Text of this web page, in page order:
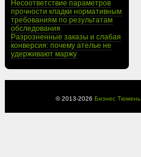
Несоответствие параметров
прочности кладки нормативным
требованиям по результатам
обследования
Разрозненные заказы и слабая
конверсия: почему ателье не
удерживают маржу
© 2013-2026 Бизнес Тюмень